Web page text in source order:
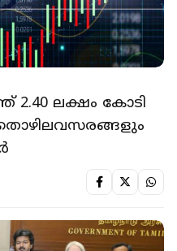
2.40 ലക്ഷം കോടി
തൊഴിലവസരങ്ങളും